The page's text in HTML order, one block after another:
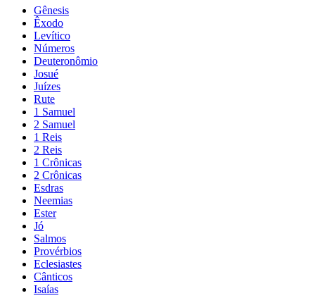
Gênesis
Êxodo
Levítico
Números
Deuteronômio
Josué
Juízes
Rute
1 Samuel
2 Samuel
1 Reis
2 Reis
1 Crônicas
2 Crônicas
Esdras
Neemias
Ester
Jó
Salmos
Provérbios
Eclesiastes
Cânticos
Isaías